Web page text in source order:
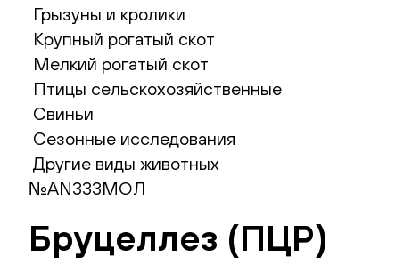
Грызуны и кролики
Крупный рогатый скот
Мелкий рогатый скот
Птицы сельскохозяйственные
Свиньи
Сезонные исследования
Другие виды животных
№AN333МОЛ
Бруцеллез (ПЦР)